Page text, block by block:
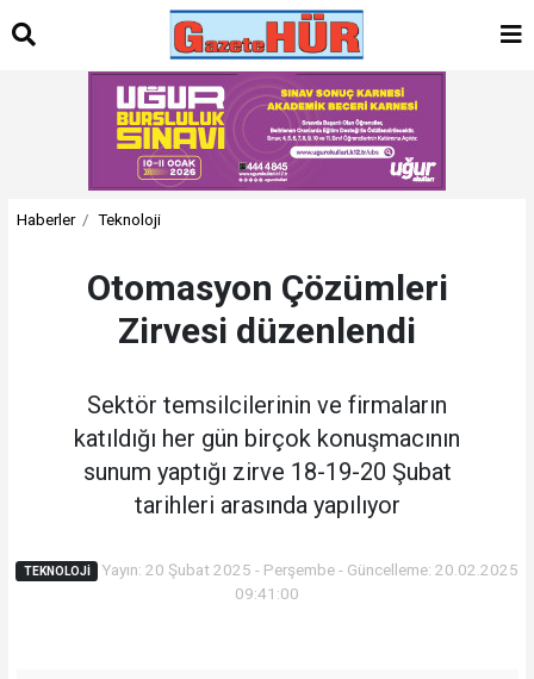
Haberler Teknoloji
Otomasyon Çözümleri
Zirvesi düzenlendi
Sektör temsilcilerinin ve firmaların
katıldığı her gün birçok konuşmacının
sunum yaptığı zirve 18-19-20 Şubat
tarihleri arasında yapılıyor
TEKNOLOJI
Yayın: 20 Şubat 2025 - Perşembe - Güncelleme: 20.02.2025
09:41:00